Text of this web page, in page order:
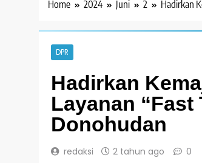
Home 2024 Juni 2 Hadirkan
DPR
Hadirkan
Layanan “Fast
Donohudan
redaksi 2 tahun ago 0